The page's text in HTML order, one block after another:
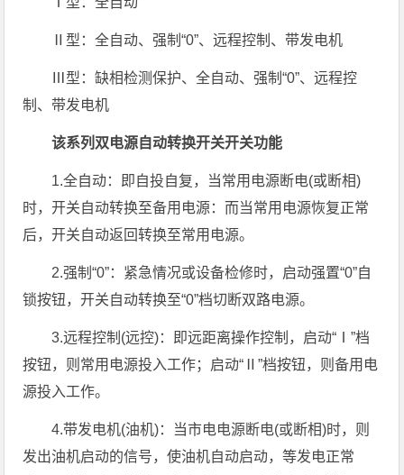
Ⅱ型：全自动、强制“0”、远程控制、带发电机
Ⅲ型：缺相检测保护、全自动、强制“0”、远程控
制、带发电机
该系列双电源自动转换开关开关功能
1.全自动：即自投自复，当常用电源断电(或断相)
时，开关自动转换至备用电源：而当常用电源恢复正常
后，开关自动返回转换至常用电源。
2.强制“0”：紧急情况或设备检修时，启动强置“0”自
锁按钮，开关自动转换至“0”档切断双路电源。
3.远程控制(远控)：即远距离操作控制，启动“Ⅰ”档
按钮，则常用电源投入工作；启动“Ⅱ”档按钮，则备用电
源投入工作。
4.带发电机(油机)：当市电电源断电(或断相)时，则
发出油机启动的信号，使油机自动启动，等发电正常